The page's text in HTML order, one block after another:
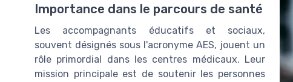
Importance dans le parcours de santé
Les accompagnants éducatifs et sociaux,
souvent désignés sous l'acronyme AES, jouent un
rôle primordial dans les centres médicaux. Leur
mission principale est de soutenir les personnes